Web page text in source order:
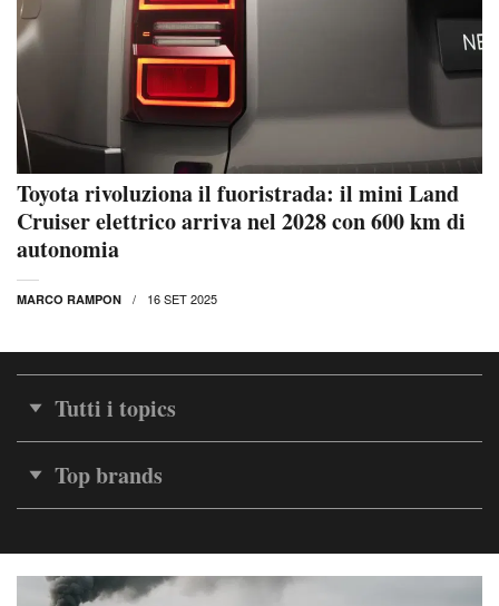
Toyota rivoluziona il fuoristrada: il mini Land
Cruiser elettrico arriva nel 2028 con 600 km di
autonomia
MARCO RAMPON 16 SET 2025
Tutti i topics
Top brands